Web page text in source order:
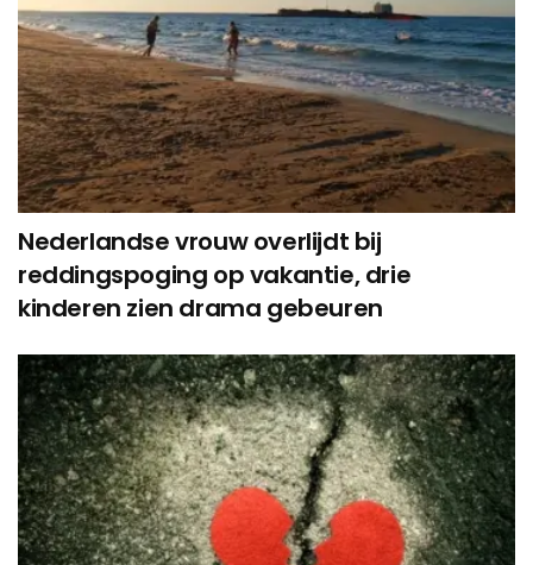
Nederlandse vrouw overlijdt bij
reddingspoging op vakantie, drie
kinderen zien drama gebeuren